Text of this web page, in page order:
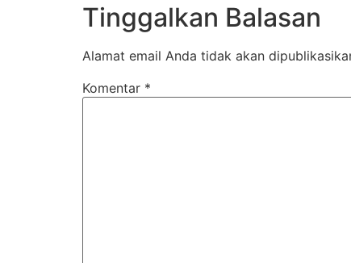
Tinggalkan Balasan
Alamat email Anda tidak akan
Komentar *